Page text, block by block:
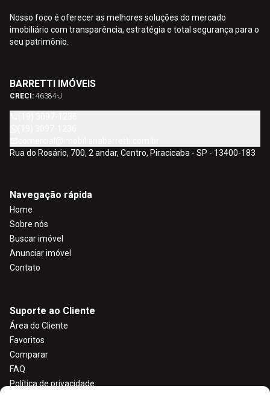
Nosso foco é oferecer as melhores soluções do mercado
imobiliário com transparência, estratégia e total segurança para o
seu patrimônio.
BARRETTI IMÓVEIS
CRECI: 46384-J
Rua do Rosário, 700, 2 andar, Centro, Piracicaba - SP - 13400-183
Navegação rápida
Home
Sobre nós
Buscar imóvel
Anunciar imóvel
Contato
Suporte ao Cliente
Área do Cliente
Favoritos
Comparar
FAQ
Política de privacidade